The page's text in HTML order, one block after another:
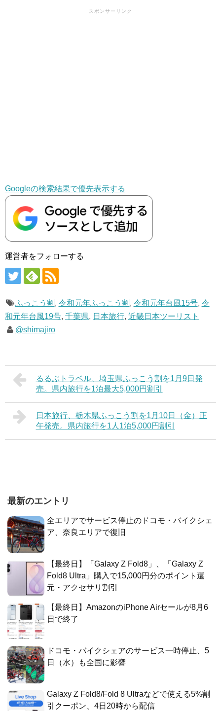
スポンサーリンク
Googleの検索結果で優先表示する
運営者をフォローする
ふっこう割 , 令和元年ふっこう割 , 令和元年台風15号, 令
和元年台風19号, 千葉県, 日本旅行, 近畿日本ツーリスト
@shimajiro
るるぶトラベル、埼玉県ふっこう割を1月9日発
売。県内旅行を1泊最大5,000円割引
日本旅行、栃木県ふっこう割を1月10日（金）正
午発売。県内旅行を1人1泊5,000円割引
最新のエントリ
全エリアでサービス停止のドコモ・バイクシェ
ア、奈良エリアで復旧
【最終日】「Galaxy Z Fold8」、「Galaxy Z
Fold8 Ultra」購入で15,000円分のポイント還
元・アクセサリ割引
【最終日】AmazonのiPhone Airセールが8月6
日で終了
ドコモ・バイクシェアのサービス一時停止、5
日（水）も全国に影響
Galaxy Z Fold8/Fold 8 Ultraなどで使える5%割
引クーポン、4日20時から配信